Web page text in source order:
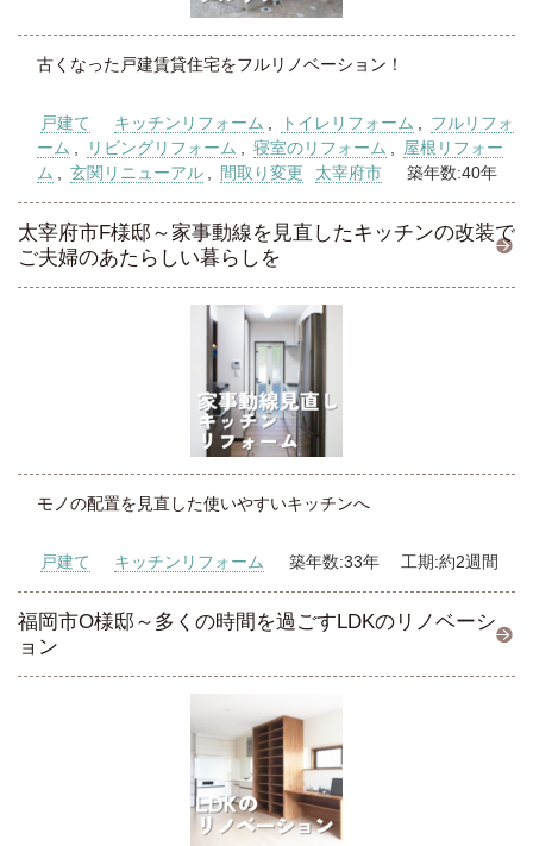
古くなった戸建賃貸住宅をフルリノベーション！
戸建て キッチンリフォーム トイレリフォーム
フルリフォ
ーム
リビングリフォーム 寝室のリフォーム
屋根リフォー
ム
玄関リニューアル 間取り変更 太宰府市 築年数:40年
太宰府市F様邸～家事動線を見直したキッチンの改装で
ご夫婦のあたらしい暮らしを
モノの配置を見直した使いやすいキッチンへ
戸建て キッチンリフォーム 築年数:33年 工期:約2週間
福岡市O様邸～多くの時間を過ごすLDKのリノベーシ
ョン